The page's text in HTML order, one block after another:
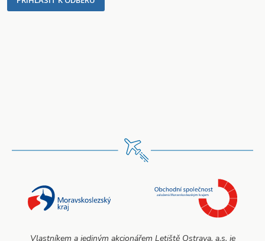
Vlastníkem a jediným akcionářem Letiště Ostrava, a.s. je